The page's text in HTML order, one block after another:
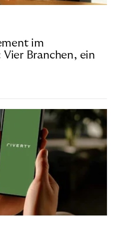
im
Vier Branchen, ein